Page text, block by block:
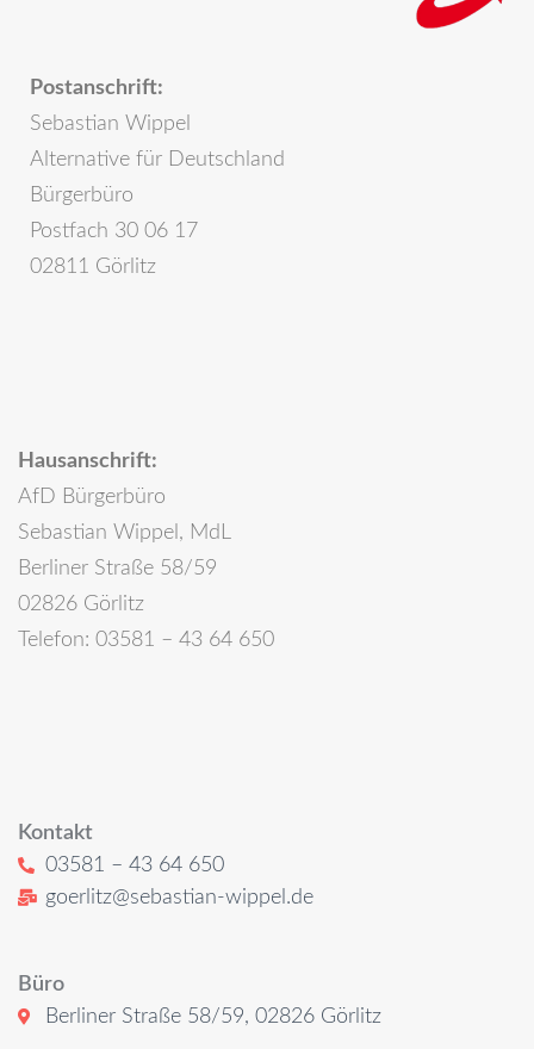
Postanschrift:
Sebastian Wippel
Alternative für Deutschland
Bürgerbüro
Postfach 30 06 17
02811 Görlitz
Hausanschrift:
AfD Bürgerbüro
Sebastian Wippel, MdL
Berliner Straße 58/59
02826 Görlitz
Telefon: 03581 – 43 64 650
Kontakt
03581 – 43 64 650
goerlitz@sebastian-wippel.de
Büro
Berliner Straße 58/59, 02826 Görlitz